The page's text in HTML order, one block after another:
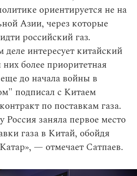
ориентируется не на
Азии, через которые
российский газ.
интересует китайский
более приоритетная
до начала войны в
подписал с Китаем
по поставкам газа.
заняла первое место
газа в Китай, обойдя
— отмечает Сатпаев.